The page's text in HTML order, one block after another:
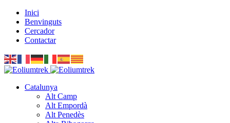
Inici
Benvinguts
Cercador
Contactar
Catalunya
Alt Camp
Alt Empordà
Alt Penedès